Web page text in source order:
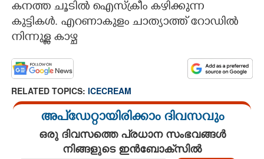
LITERATURE
CONTACT US
കനത്ത ചൂടിൽ ഐസ്ക്രീം കഴിക്കുന്ന
കുട്ടികൾ. എറണാകുളം ചാത്യാത്ത് റോഡിൽ
നിന്നുള്ള കാഴ്ച
RELATED TOPICS: ICECREAM
അപ്ഡേറ്റായിരിക്കാം ദിവസവും
ഒരു ദിവസത്തെ പ്രധാന സംഭവങ്ങൾ
നിങ്ങളുടെ ഇൻബോക്സിൽ